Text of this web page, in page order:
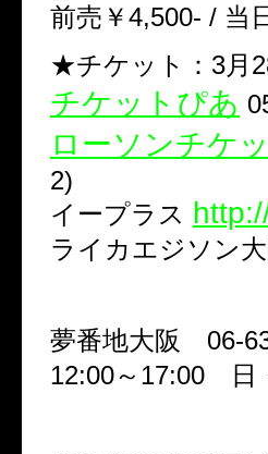
前売￥4,500- / 当
★チケット：3月
チケットぴあ
ローソンチケ
2)
イープラス
ライカエジソン
夢番地大阪 06-
12:00～17:00 日